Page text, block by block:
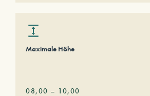
Maximale Höhe
08,00 – 10,00